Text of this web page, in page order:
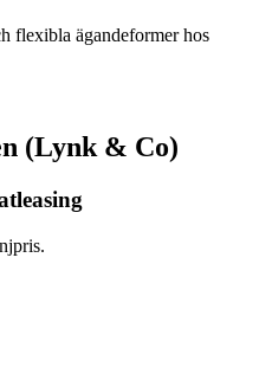
flexibla ägandeformer hos
(Lynk & Co)